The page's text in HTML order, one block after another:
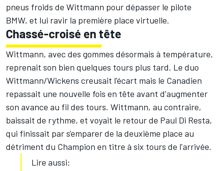
pneus froids de Wittmann pour dépasser le pilote
BMW, et lui ravir la première place virtuelle.
Chassé-croisé en tête
Wittmann, avec des gommes désormais à température,
reprenait son bien quelques tours plus tard. Le duo
Wittmann/Wickens creusait l'écart mais le Canadien
repassait une nouvelle fois en tête avant d'augmenter
son avance au fil des tours. Wittmann, au contraire,
baissait de rythme, et voyait le retour de Paul Di Resta,
qui finissait par s'emparer de la deuxième place au
détriment du Champion en titre à six tours de l'arrivée.
Lire aussi: